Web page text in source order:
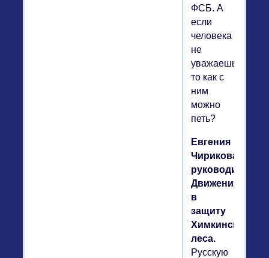
ФСБ. А
если
человека
не
уважаешь,
то как с
ним
можно
петь?
Евгения
Чирикова,
руководитель
Движения
в
защиту
Химкинского
леса.
Русскую